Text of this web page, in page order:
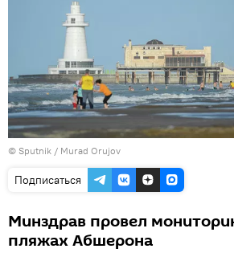
© Sputnik / Murad Orujov
Подписаться
Минздрав провел
пляжах Абшерона